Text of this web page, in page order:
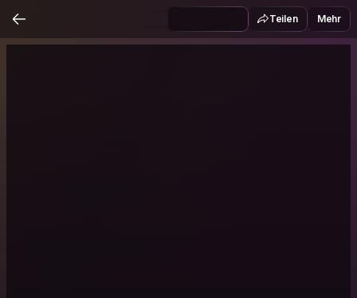
Teilen Mehr